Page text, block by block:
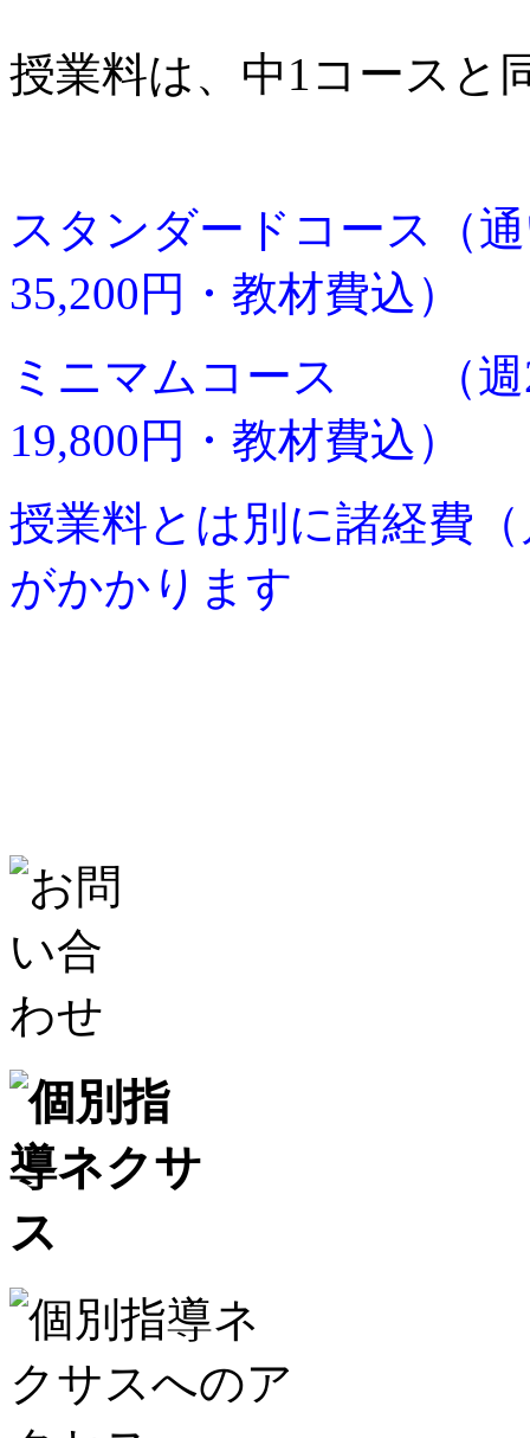
授業料は、中1コースと
スタンダードコース（
35,200円・教材費込）
ミニマムコース （
19,800円・教材費込）
授業料とは別に諸経費
がかかります